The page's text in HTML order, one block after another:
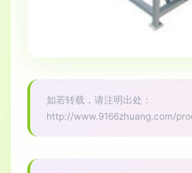
如若转载，请注明出处：
http://www.9166zhuang.com/